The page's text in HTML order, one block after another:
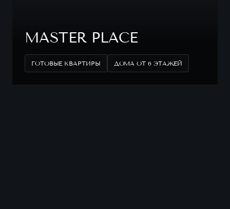
MASTER PLACE
ГОТОВЫЕ КВАРТИРЫ ДОМА ОТ 6 ЭТАЖЕЙ